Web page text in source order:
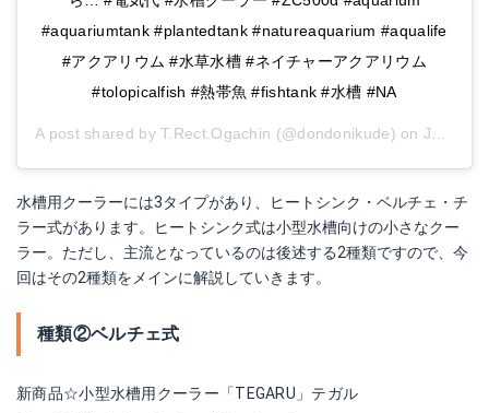
#aquariumtank #plantedtank #natureaquarium #aqualife
#アクアリウム #水草水槽 #ネイチャーアクアリウム
#tolopicalfish #熱帯魚 #fishtank #水槽 #NA
A post shared byT.Rect.Ogachin (@dondonikude) onJul 25, 2017 at 4:32am PDT
水槽用クーラーには3タイプがあり、ヒートシンク・ベルチェ・チ
ラー式があります。ヒートシンク式は小型水槽向けの小さなクー
ラー。ただし、主流となっているのは後述する2種類ですので、今
回はその2種類をメインに解説していきます。
種類②ベルチェ式
新商品☆小型水槽用クーラー「TEGARU」テガル